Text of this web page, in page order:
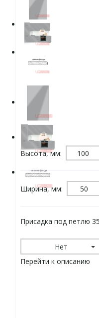
Высота, мм:
Ширина, мм:
Присадка под петлю
Нет
Перейти к описанию